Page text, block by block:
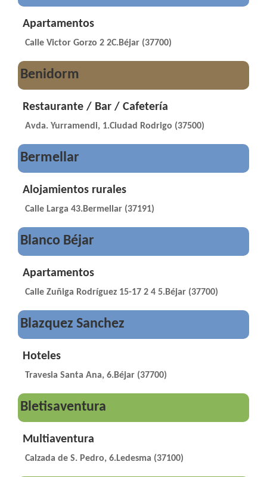
Apartamentos
Calle Victor Gorzo 2 2C.Béjar (37700)
Benidorm
Restaurante / Bar / Cafetería
Avda. Yurramendi, 1.Ciudad Rodrigo (37500)
Bermellar
Alojamientos rurales
Calle Larga 43.Bermellar (37191)
Blanco Béjar
Apartamentos
Calle Zuñiga Rodríguez 15-17 2 4 5.Béjar (37700)
Blazquez Sanchez
Hoteles
Travesia Santa Ana, 6.Béjar (37700)
Bletisaventura
Multiaventura
Calzada de S. Pedro, 6.Ledesma (37100)